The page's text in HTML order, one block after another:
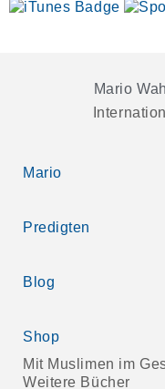
Mario
Mario
Predigten
Blog
Shop
Mit Muslimen im
Weitere Bücher